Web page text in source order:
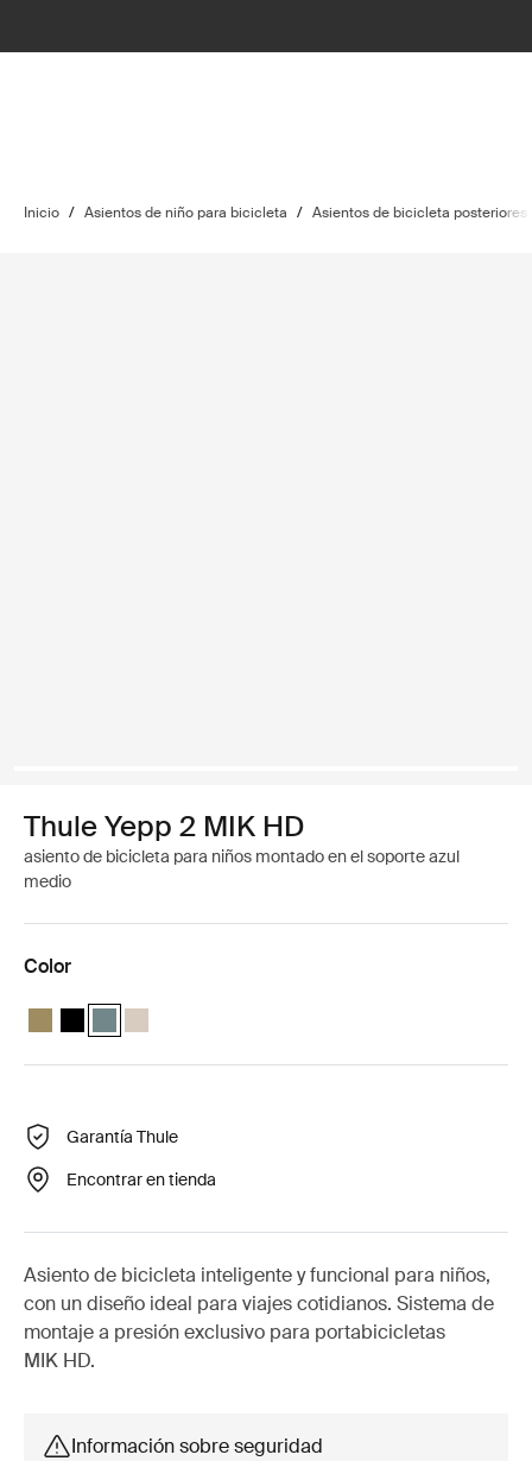
Inicio / Asientos de niño para bicicleta / Asientos de bicicleta posteriores
Thule Yepp 2 MIK HD
asiento de bicicleta para niños montado en el soporte azul
medio
Color
Thule Yepp 2 MIK HD Verde nutria
Thule Yepp 2 MIK HD Negro medianoche
Thule Yepp 2 MIK HD Azul medio (selected)
Thule Yepp 2 MIK HD Arena suave
Garantía Thule
Encontrar en tienda
Asiento de bicicleta inteligente y funcional para niños,
con un diseño ideal para viajes cotidianos. Sistema de
montaje a presión exclusivo para portabicicletas
MIK HD.
Información sobre seguridad